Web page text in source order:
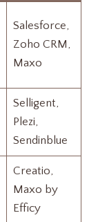
Salesforce,
Zoho CRM,
Maxo
Selligent,
Plezi,
Sendinblue
Creatio,
Maxo by
Efficy